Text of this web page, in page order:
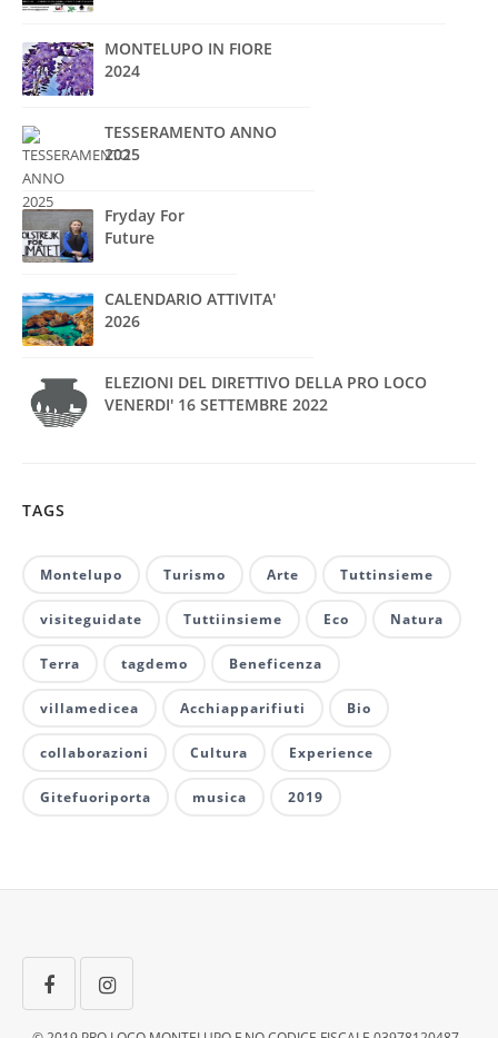
MONTELUPO IN FIORE
2024
TESSERAMENTO ANNO
2025
Fryday For
Future
CALENDARIO ATTIVITA'
2026
ELEZIONI DEL DIRETTIVO DELLA PRO LOCO
VENERDI' 16 SETTEMBRE 2022
TAGS
Montelupo Turismo Arte Tuttinsieme
visiteguidate Tuttiinsieme Eco Natura
Terra tagdemo Beneficenza
villamedicea Acchiapparifiuti Bio
collaborazioni Cultura Experience
Gitefuoriporta musica 2019